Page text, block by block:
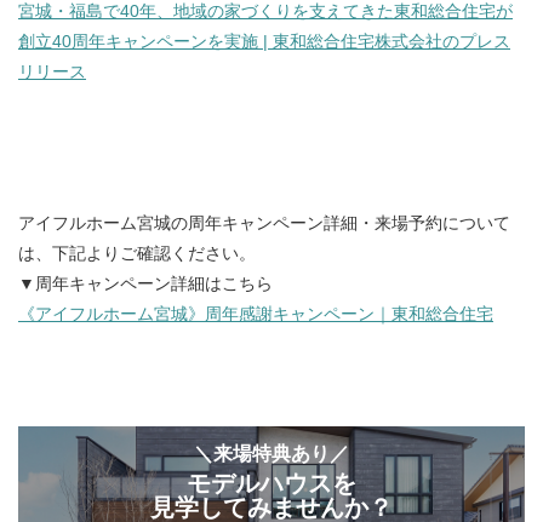
宮城・福島で40年、地域の家づくりを支えてきた東和総合住宅が
創立40周年キャンペーンを実施 | 東和総合住宅株式会社のプレス
リリース
アイフルホーム宮城の周年キャンペーン詳細・来場予約について
は、下記よりご確認ください。
▼周年キャンペーン詳細はこちら
《アイフルホーム宮城》周年感謝キャンペーン｜東和総合住宅
＼来場特典あり／
モデルハウスを
見学してみませんか？